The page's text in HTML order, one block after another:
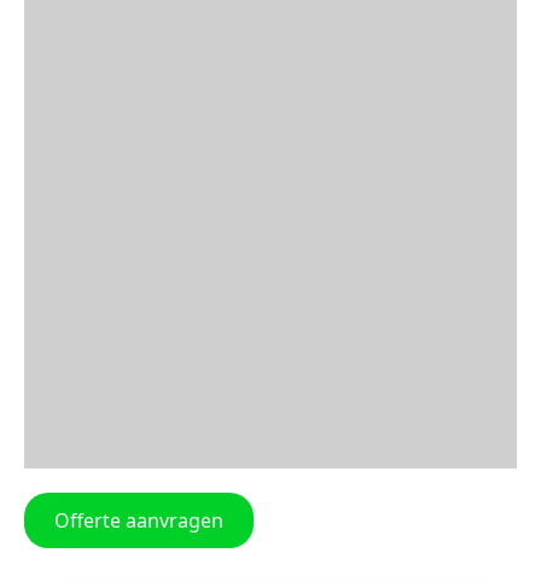
Offerte aanvragen